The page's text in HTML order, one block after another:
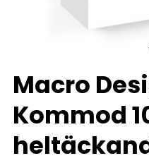
Macro
Kommod